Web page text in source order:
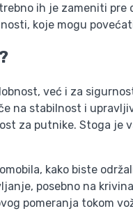
ih je zameniti pre
koje mogu
već i za
na stabilnost i
za putnike. Stoga je
kako biste
posebno na
pomeranja tokom